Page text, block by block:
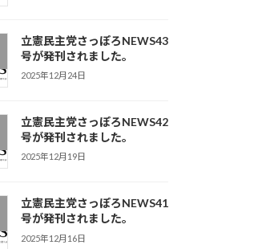
立憲民主党さっぽろNEWS43
号が発刊されました。
2025年12月24日
立憲民主党さっぽろNEWS42
号が発刊されました。
2025年12月19日
立憲民主党さっぽろNEWS41
号が発刊されました。
2025年12月16日